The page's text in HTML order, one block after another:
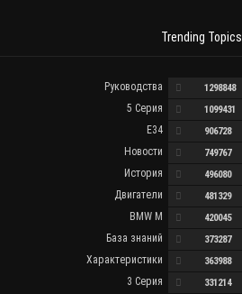
Trending Topics
Руководства 1298848
5 Серия 1099431
E34 906728
Новости 749767
История 496080
Двигатели 481329
BMW M 420045
База знаний 373287
Характеристики 363988
3 Серия 331214